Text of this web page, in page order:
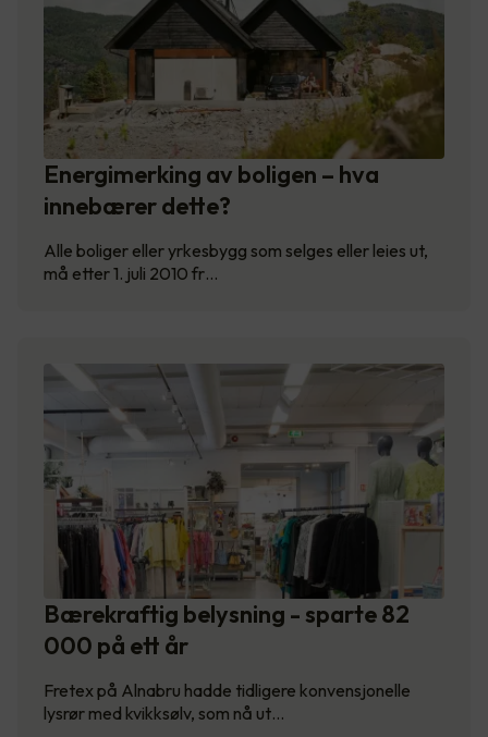
Energimerking av boligen – hva
innebærer dette?
Alle boliger eller yrkesbygg som selges eller leies ut,
må etter 1. juli 2010 fr…
Bærekraftig belysning - sparte 82
000 på ett år
Fretex på Alnabru hadde tidligere konvensjonelle
lysrør med kvikksølv, som nå ut…